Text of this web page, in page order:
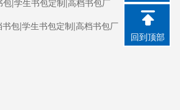
书包|学生书包定制|高档书包厂
回到顶部